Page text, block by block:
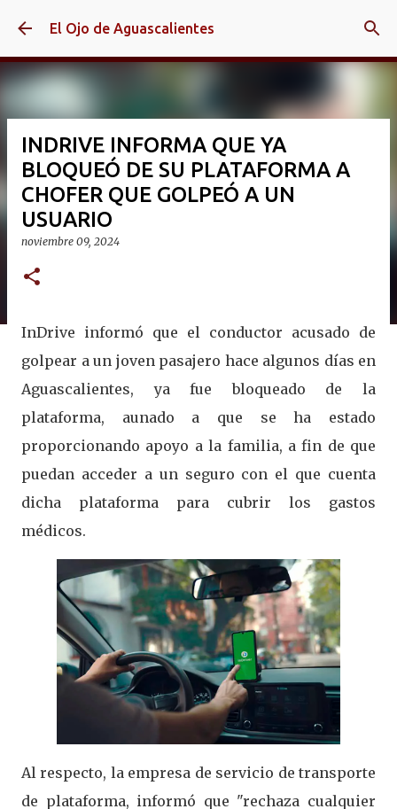
Ir al contenido principal
El Ojo de Aguascalientes
INDRIVE INFORMA QUE YA
BLOQUEÓ DE SU PLATAFORMA A
CHOFER QUE GOLPEÓ A UN
USUARIO
noviembre 09, 2024
InDrive informó que el conductor acusado de
golpear a un joven pasajero hace algunos días en
Aguascalientes, ya fue bloqueado de la
plataforma, aunado a que se ha estado
proporcionando apoyo a la familia, a fin de que
puedan acceder a un seguro con el que cuenta
dicha plataforma para cubrir los gastos
médicos.
Al respecto, la empresa de servicio de transporte
de plataforma, informó que "rechaza cualquier